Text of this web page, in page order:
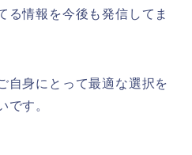
る情報を今後も発信してま
自身にとって最適な選択を
です。